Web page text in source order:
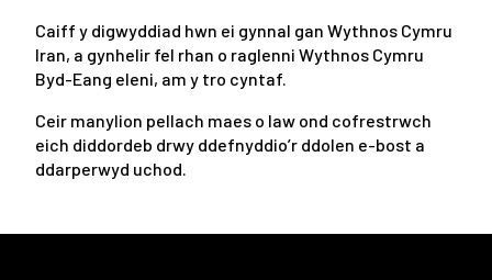
Caiff y digwyddiad hwn ei gynnal gan Wythnos Cymru
Iran, a gynhelir fel rhan o raglenni Wythnos Cymru
Byd-Eang eleni, am y tro cyntaf.
Ceir manylion pellach maes o law ond cofrestrwch
eich diddordeb drwy ddefnyddio’r ddolen e-bost a
ddarperwyd uchod.